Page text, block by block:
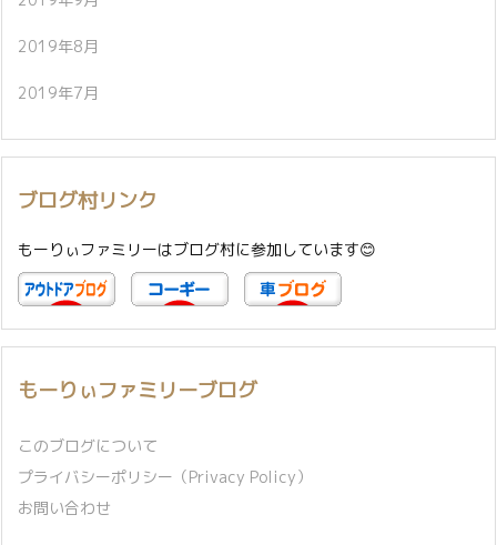
2019年8月
2019年7月
ブログ村リンク
もーりぃファミリーはブログ村に参加しています😊
もーりぃファミリーブログ
このブログについて
プライバシーポリシー（Privacy Policy）
お問い合わせ